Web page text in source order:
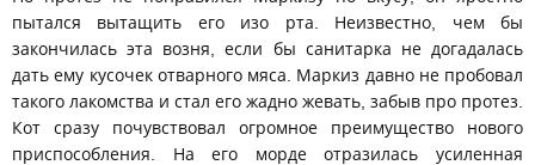
пытался вытащить его изо рта. Неизвестно, чем бы
закончилась эта возня, если бы санитарка не догадалась
дать ему кусочек отварного мяса. Маркиз давно не пробовал
такого лакомства и стал его жадно жевать, забыв про протез.
Кот сразу почувствовал огромное преимущество нового
приспособления. На его морде отразилась усиленная